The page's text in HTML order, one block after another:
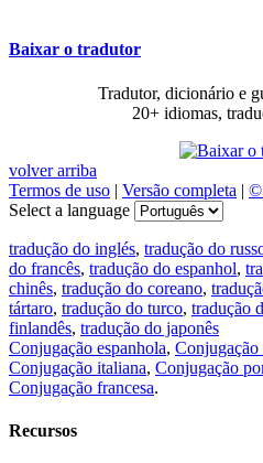
Baixar o tradutor
Tradutor, dicionário e
20+ idiomas,
volver arriba
Termos de uso | Versão completa | ©
Select a language
tradução do inglés, tradução do
do francês, tradução do espanhol,
chinês, tradução do coreano,
tártaro, tradução do turco, tradução
finlandês, tradução do japonês
Conjugação espanhola, Conjugação
Conjugação italiana, Conjugação
Conjugação francesa.
Recursos